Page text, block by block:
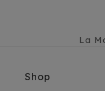
La
Shop